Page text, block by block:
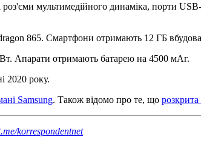
мультимедійного динаміка, порти
865. Смартфони отримають 12 ГБ
Апарати отримають батарею на 4500 мАг.
2020 року.
Samsung. Також відомо про те, що розкрита
korrespondentnet